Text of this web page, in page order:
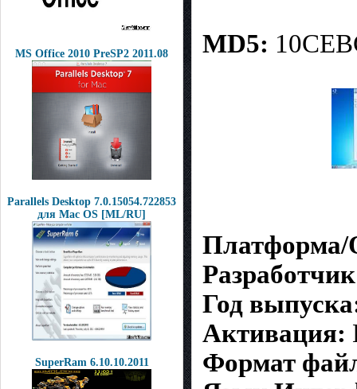
MS Office 2010 PreSP2 2011.08
Parallels Desktop 7.0.15054.722853
для Mac OS [ML/RU]
SuperRam 6.10.10.2011
MD5:
Год
Активация:
Формат